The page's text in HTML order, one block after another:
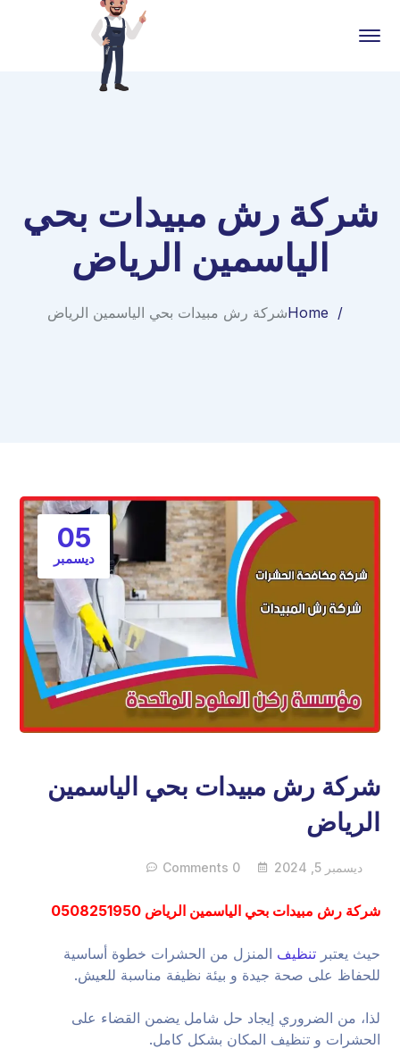
شركة رش مبيدات بحي
الياسمين الرياض
Homeشركة رش مبيدات بحي الياسمين الرياض
05
ديسمبر
شركة رش مبيدات بحي الياسمين
الرياض
ديسمبر 5, 2024 0 Comments
شركة رش مبيدات بحي الياسمين الرياض 0508251950
حيث يعتبرتنظيف المنزل من الحشرات خطوة أساسية
للحفاظ على صحة جيدة و بيئة نظيفة مناسبة للعيش.
لذا، من الضروري إيجاد حل شامل يضمن القضاء على
الحشرات و تنظيف المكان بشكل كامل.